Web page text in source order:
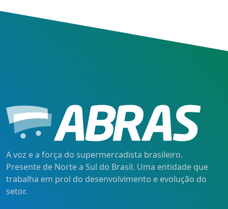
A voz e a força do supermercadista brasileiro.
Presente de Norte a Sul do Brasil. Uma entidade que
trabalha em prol do desenvolvimento e evolução do
setor.